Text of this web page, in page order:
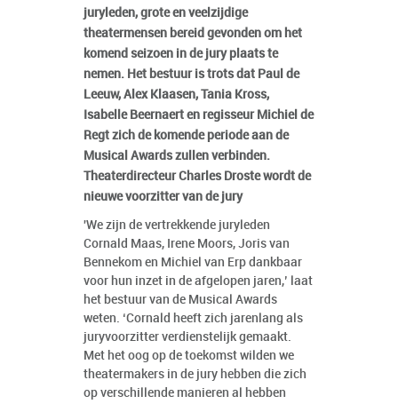
juryleden, grote en veelzijdige
theatermensen bereid gevonden om het
komend seizoen in de jury plaats te
nemen. Het bestuur is trots dat Paul de
Leeuw, Alex Klaasen, Tania Kross,
Isabelle Beernaert en regisseur Michiel de
Regt zich de komende periode aan de
Musical Awards zullen verbinden.
Theaterdirecteur Charles Droste wordt de
nieuwe voorzitter van de jury
'We zijn de vertrekkende juryleden
Cornald Maas, Irene Moors, Joris van
Bennekom en Michiel van Erp dankbaar
voor hun inzet in de afgelopen jaren,’ laat
het bestuur van de Musical Awards
weten. ‘Cornald heeft zich jarenlang als
juryvoorzitter verdienstelijk gemaakt.
Met het oog op de toekomst wilden we
theatermakers in de jury hebben die zich
op verschillende manieren al hebben